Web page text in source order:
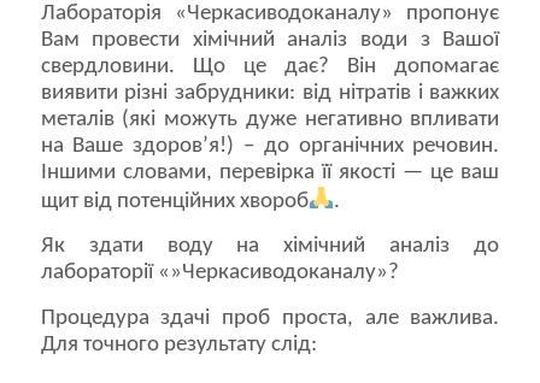
Лабораторія «Черкасиводоканалу» пропонує
Вам провести хімічний аналіз води з Вашої
свердловини. Що це дає? Він допомагає
виявити різні забрудники: від нітратів і важких
металів (які можуть дуже негативно впливати
на Ваше здоров’я!) – до органічних речовин.
Іншими словами, перевірка її якості — це ваш
щит від потенційних хвороб
.
Як здати воду на хімічний аналіз до
лабораторії «»Черкасиводоканалу»?
Процедура здачі проб проста, але важлива.
Для точного результату слід: